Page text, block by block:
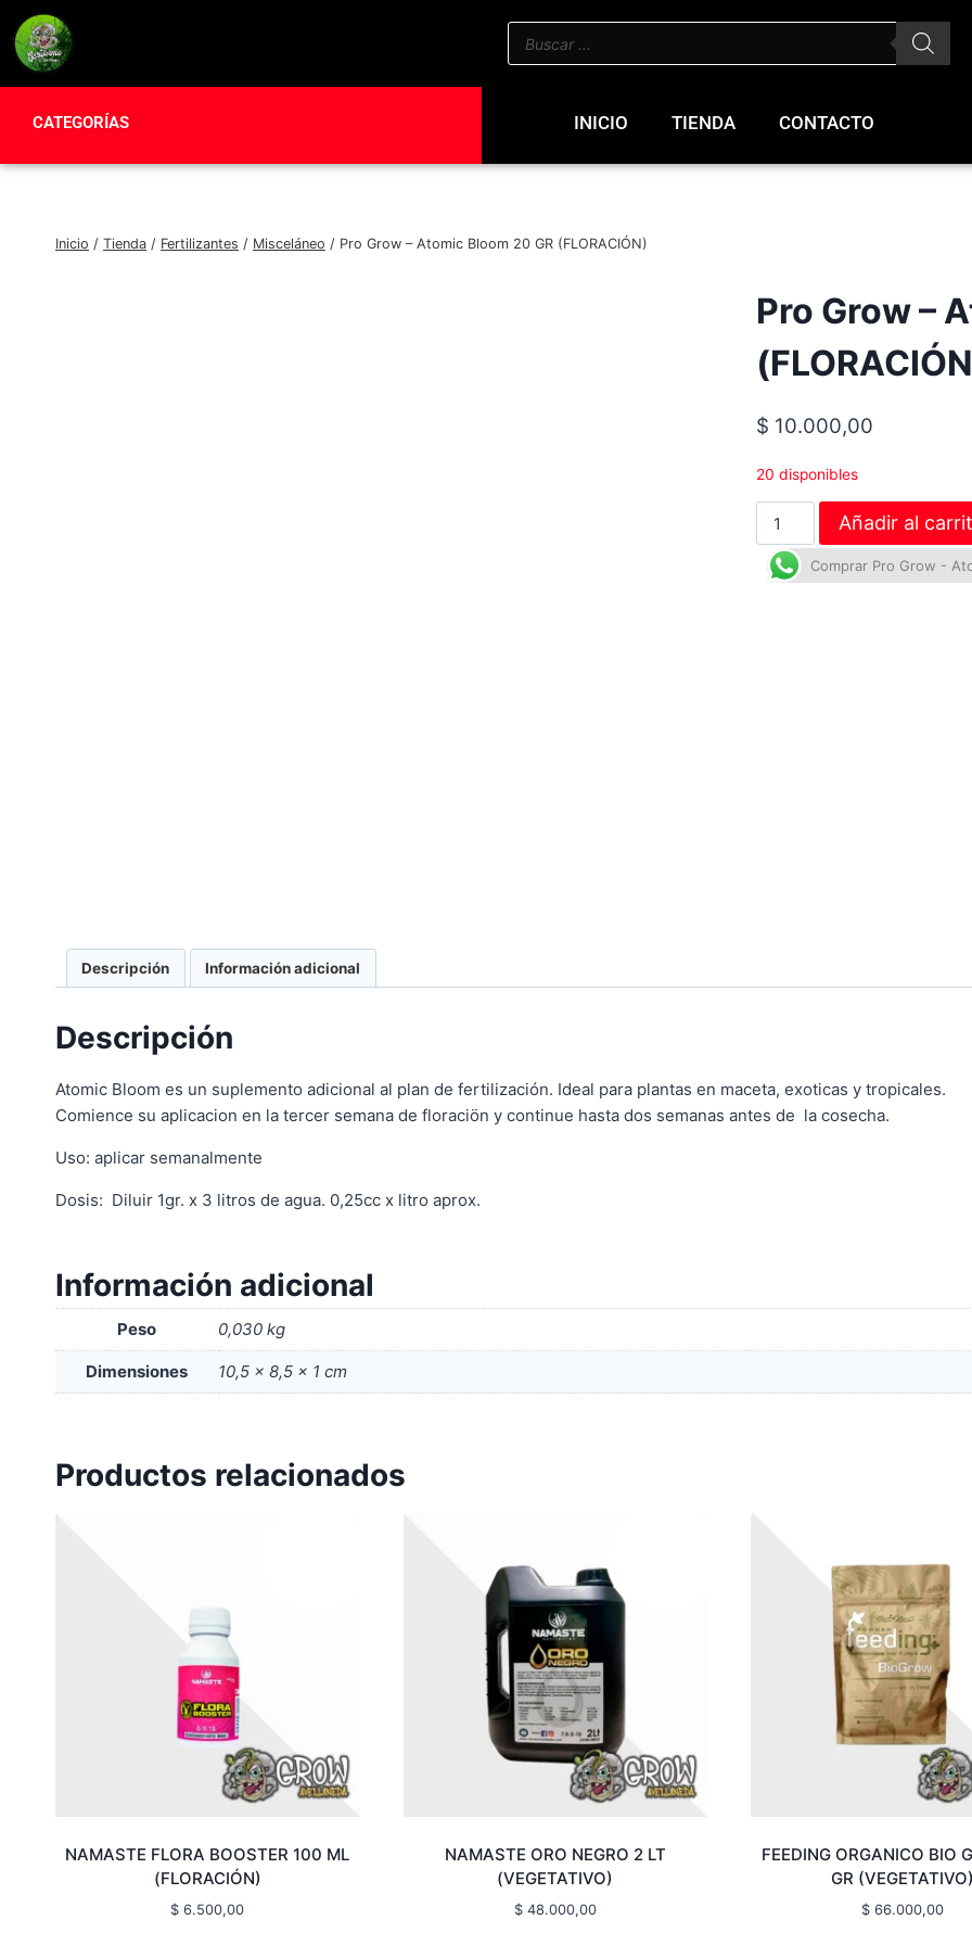
CATEGORÍAS INICIO TIENDA CONTACTO
Inicio / Tienda / Fertilizantes / Misceláneo / Pro Grow – Atomic Bloom 20 GR (FLORACIÓN)
Pro Grow –
$ 10.000,00
20 disponibles
Añadir al
Comprar Pro Grow -
Descripción Información adicional
Descripción
Atomic Bloom es un suplemento adicional al plan de fertilización. Ideal para plantas en maceta, exoticas y tropicales.
Comience su aplicacion en la tercer semana de floraciön y continue hasta dos semanas antes de la cosecha.
Uso: aplicar semanalmente
Dosis: Diluir 1gr. x 3 litros de agua. 0,25cc x litro aprox.
Información adicional
Peso 0,030 kg
Dimensiones 10,5 × 8,5 × 1 cm
Productos relacionados
NAMASTE FLORA BOOSTER 100 ML
(FLORACIÓN)
$ 6.500,00
NAMASTE ORO NEGRO 2 LT
(VEGETATIVO)
$48.000,00
FEEDING ORGANICO BIO
GR (VEGETATIVO)
$ 66.000,00